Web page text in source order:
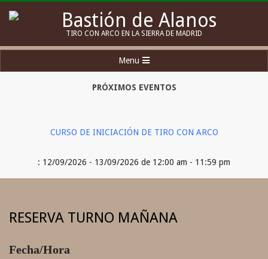
Bastión
de
Alanos
TIRO CON ARCO EN LA SIERRA DE MADRID
Navigation
Menu
PRÓXIMOS EVENTOS
CURSO DE INICIACIÓN DE TIRO CON ARCO
: 12/09/2026 - 13/09/2026 de 12:00 am - 11:59 pm
RESERVA TURNO MAÑANA
Fecha/Hora